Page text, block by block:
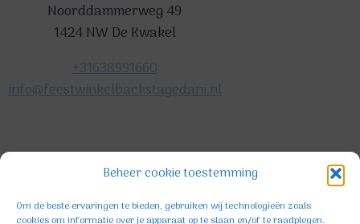
Beheer cookie toestemming
Om de beste ervaringen te bieden, gebruiken wij technologieën zoals
cookies om informatie over je apparaat op te slaan en/of te raadplegen.
Noorddammerweg 49
1424 NW De Kwakel
+31638991660
info@feestwinkelbackstagedani.nl
©2025 TeDa-design